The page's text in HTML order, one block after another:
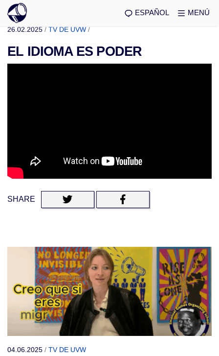
ESPAÑOL MENÚ
26.02.2025 / TV DE UVW /
EL IDIOMA ES PODER
SHARE
04.06.2025 / TV DE UVW